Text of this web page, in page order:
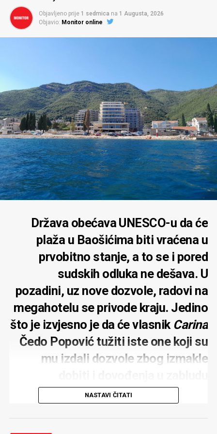
Objavljeno prije 1 sedmica na 1 Augusta, 2026
Objavio: Monitor online
Država obećava UNESCO-u da će
plaža u Baošićima biti vraćena u
prvobitno stanje, a to se i pored
sudskih odluka ne dešava. U
pozadini, uz nove dozvole, radovi na
megahotelu se privode kraju. Jedino
što je izvjesno je da će vlasnik Carina
Čedo Popović tužiti iste one koji su
mu izdali dozvole zbog izmakle
NASTAVI ČITATI